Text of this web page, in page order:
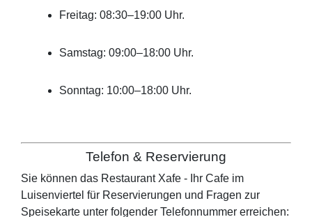
Freitag: 08:30–19:00 Uhr.
Samstag: 09:00–18:00 Uhr.
Sonntag: 10:00–18:00 Uhr.
Telefon & Reservierung
Sie können das Restaurant Xafe - Ihr Cafe im
Luisenviertel für Reservierungen und Fragen zur
Speisekarte unter folgender Telefonnummer erreichen: